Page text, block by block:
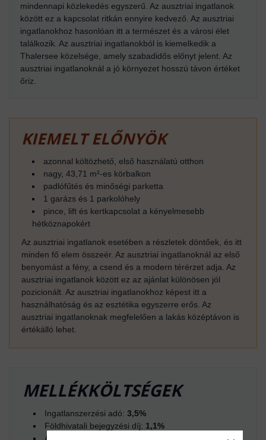
mindennapi közlekedés egyszerű. Az ausztriai ingatlanok
között ez a kapcsolat ritkán ennyire kedvező. Az ausztriai
ingatlanokhoz hasonlóan itt a természet és a városi élet
találkozik. Az ausztriai ingatlanokból is kiemelkedik a
Thalersee közelsége, amely szabadidős előnyt jelent. Az
ausztriai ingatlanoknál a jó környezet hosszú távon értéket
őriz.
KIEMELT ELŐNYÖK
azonnal költözhető, első használatú otthon
nagy, 43,71 m²-es körbalkon
padlófűtés és minőségi parketta
1 garázs és 1 parkolóhely
pince, lift és kertkapcsolat a kényelmesebb
hétköznapokért
Az ausztriai ingatlanok esetében a részletek döntőek, és itt
minden fő elem összeér. Az ausztriai ingatlanoknál az első
benyomást a fény, a csend és a modern térérzet adja. Az
ausztriai ingatlanok között ez az ajánlat különösen jól
pozicionált. Az ausztriai ingatlanokhoz képest itt a
használhatóság és az esztétika egyszerre erős. Az
ausztriai ingatlanoknak megfelelően a lakás középtávon is
értékálló lehet.
MELLÉKKÖLTSÉGEK
Ingatlanszerzési adó: 3,5%
Földhivatali bejegyzési díj: 1,1%